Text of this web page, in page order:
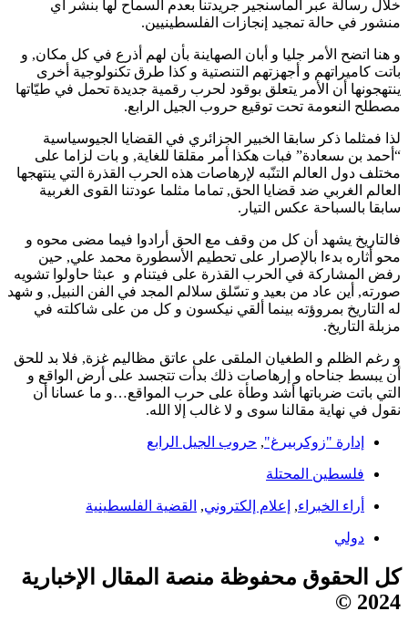
خلال رسالة عبر الماسنجير جريدتنا بعدم السماح لها بنشر أي
منشور في حالة تمجيد إنجازات الفلسطينيين.
و هنا اتضح الأمر جليا و أبان الصهاينة بأن لهم أذرع في كل مكان, و
باتت كاميراتهم و أجهزتهم التنصتية و كذا طرق تكنولوجية أخرى
ينتهجونها أن الأمر يتعلق بوقود لحرب رقمية جديدة تحمل في طيّاتها
مصطلح النعومة تحت توقيع حروب الجيل الرابع.
لذا فمثلما ذكر سابقا الخبير الجزائري في القضايا الجيوسياسية
“أحمد بن ىسعادة” فبات هكذا أمر مقلقا للغاية, و بات لزاما على
مختلف دول العالم التنّبه لإرهاصات هذه الحرب القذرة التي ينتهجها
العالم الغربي ضد قضايا الحق, تماما مثلما عودتنا القوى الغربية
سابقا بالسباحة عكس التيار.
فالتاريخ يشهد أن كل من وقف مع الحق أرادوا فيما مضى محوه و
محو أثاره بدءا بالإصرار على تحطيم الأسطورة محمد علي, حين
رفض المشاركة في الحرب القذرة على فيتنام و عبثا حاولوا تشويه
صورته, أين عاد من بعيد و تسّلق سلالم المجد في الفن النبيل, و شهد
له التاريخ بمروؤته بينما ألقي نيكسون و كل من على شاكلته في
مزبلة التاريخ.
و رغم الظلم و الطغيان الملقى على عاتق مظاليم غزة, فلا بد للحق
أن يبسط جناحاه و إرهاصات ذلك بدأت تتجسد على أرض الواقع و
التي باتت ضرباتها أشد وطأة على حرب المواقع…و ما عسانا أن
نقول في نهاية مقالنا سوى و لا غالب إلا الله.
إدارة "زوكربيرغ", حروب الجيل الرابع
فلسطين المحتلة
أراء الخبراء, إعلام إلكتروني, القضية الفلسطينية
دولي
كل الحقوق محفوظة منصة المقال الإخبارية
2024 ©